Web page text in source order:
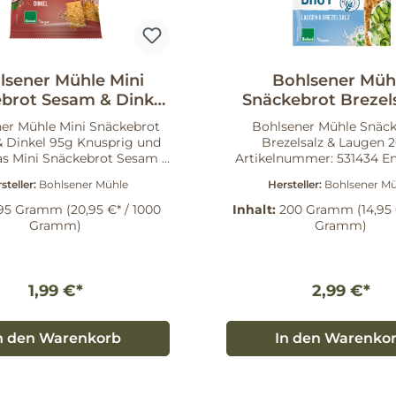
Mühle Mini
Sesam & Dinkel
95 g
Mühle Mini Snäckebrot
Dinkel 95g Knusprig und
Mini Snäckebrot Sesam &
Snack für jeden Moment.
aus Deutschland und
mit Sesam gebacken,
und leicht:
zum Frühstück, als
oder beim
Abend. Vielseitig:
Bohlsener Mühle
Gramm (20,95 €* / 1000
Gramm)
1,99 €*
den Warenkorb
Bohlsener
Snäckebrot
Laugen 200 g
Bohlsener Mühle
Brezelsalz & Laugen
Artikelnummer: 531434
Bohlsener Mühle: Die
Brezelsalz & Laugen
herzhafte Laugen-
Snäckebrot kommt in
Packung und eignet
würziger Snack oder als
Aufstrichen. Warum
Hersteller: Bohlsener
Inhalt: 200 Gramm
Gramm)
2,99 €*
In den